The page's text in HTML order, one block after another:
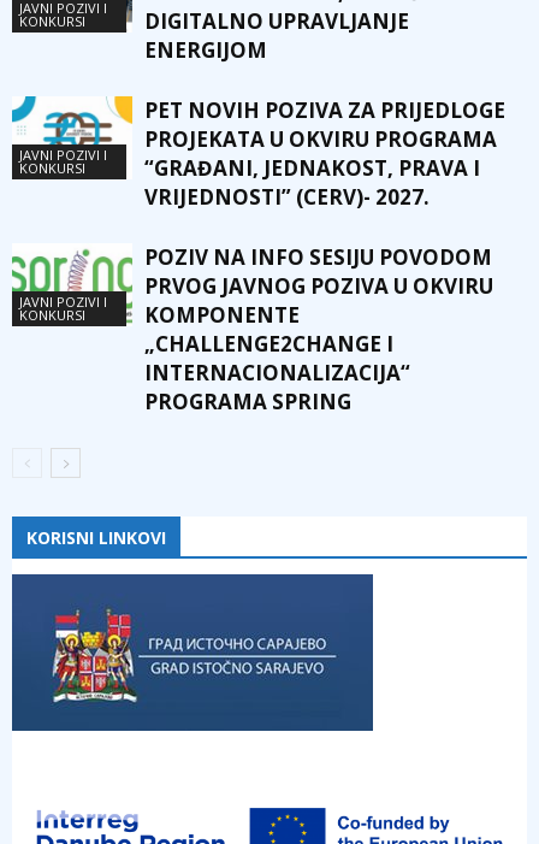
JAVNI POZIVI I
KONKURSI
DIGITALNO UPRAVLJANJE
ENERGIJOM
JAVNI POZIVI I
KONKURSI
PET NOVIH POZIVA ZA PRIJEDLOGE
PROJEKATA U OKVIRU PROGRAMA
“GRAĐANI, JEDNAKOST, PRAVA I
VRIJEDNOSTI” (CERV)- 2027.
JAVNI POZIVI I
KONKURSI
POZIV NA INFO SESIJU POVODOM
PRVOG JAVNOG POZIVA U OKVIRU
KOMPONENTE
„CHALLENGE2CHANGE I
INTERNACIONALIZACIJA“
PROGRAMA SPRING
KORISNI LINKOVI